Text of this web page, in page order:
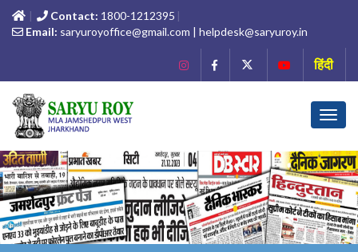
Contact: 1800-1212395
Email: saryuroyoffice@gmail.com | helpdesk@saryuroy.in
हिंदी